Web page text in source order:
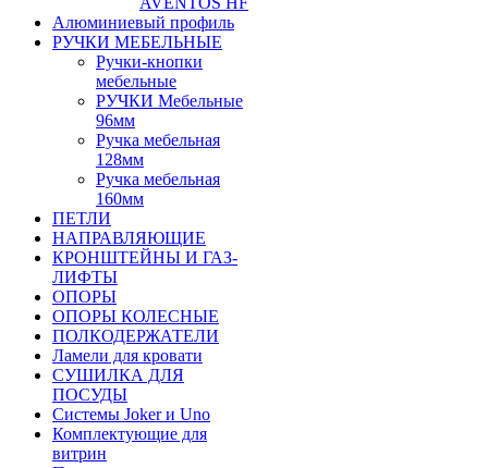
Алюминиевый профиль
РУЧКИ МЕБЕЛЬНЫЕ
Ручки-кнопки
мебельные
РУЧКИ Мебельные
96мм
Ручка мебельная
128мм
Ручка мебельная
160мм
ПЕТЛИ
НАПРАВЛЯЮЩИЕ
КРОНШТЕЙНЫ И ГАЗ-
ЛИФТЫ
ОПОРЫ
ОПОРЫ КОЛЕСНЫЕ
ПОЛКОДЕРЖАТЕЛИ
Ламели для кровати
СУШИЛКА ДЛЯ
ПОСУДЫ
Системы Joker и Uno
Комплектующие для
витрин